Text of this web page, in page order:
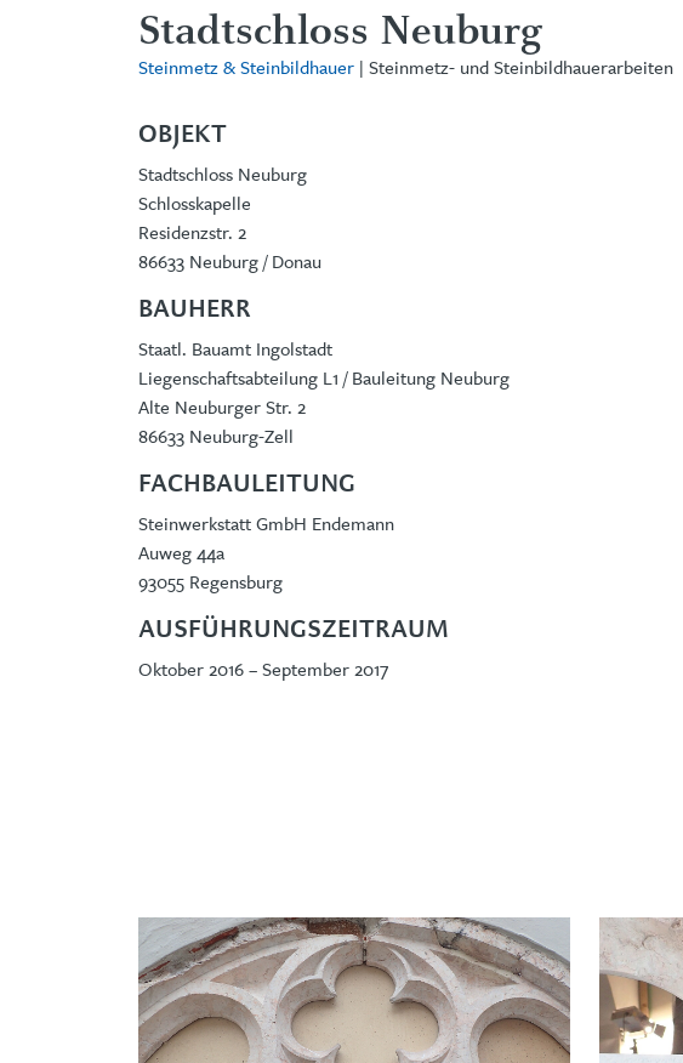
Stadtschloss Neuburg
Steinmetz & Steinbildhauer | Steinmetz- und Steinbildhauerarbeiten
OBJEKT
Stadtschloss Neuburg
Schlosskapelle
Residenzstr. 2
86633 Neuburg / Donau
BAUHERR
Staatl. Bauamt Ingolstadt
Liegenschaftsabteilung L1 / Bauleitung Neuburg
Alte Neuburger Str. 2
86633 Neuburg-Zell
FACHBAULEITUNG
Steinwerkstatt GmbH Endemann
Auweg 44a
93055 Regensburg
AUSFÜHRUNGSZEITRAUM
Oktober 2016 – September 2017